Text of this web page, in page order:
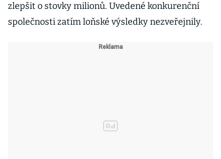
zlepšit o stovky milionů. Uvedené konkurenční
společnosti zatím loňské výsledky nezveřejnily.